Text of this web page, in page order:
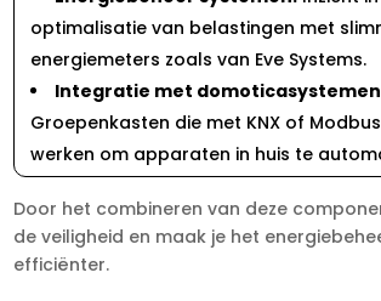
optimalisatie van belastingen met
energiemeters zoals van Eve Systems.​
Integratie met
Groepenkasten die met KNX of
werken om apparaten in huis te
Door het combineren van deze
de veiligheid en maak je het
efficiënter.​